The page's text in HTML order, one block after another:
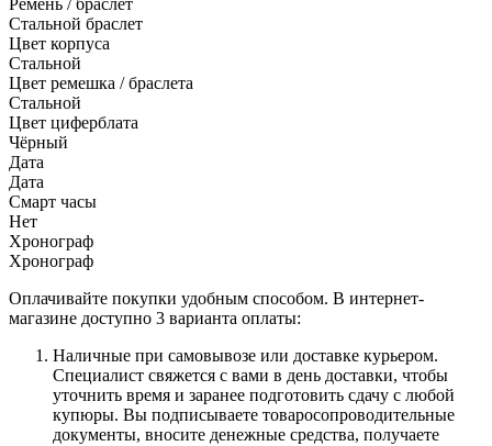
Стальной браслет
Цвет корпуса
Стальной
Цвет ремешка / браслета
Стальной
Цвет циферблата
Чёрный
Дата
Дата
Смарт часы
Нет
Хронограф
Хронограф
Оплачивайте покупки удобным способом. В интернет-
магазине доступно 3 варианта оплаты:
Наличные при самовывозе или доставке курьером.
Специалист свяжется с вами в день доставки, чтобы
уточнить время и заранее подготовить сдачу с любой
купюры. Вы подписываете товаросопроводительные
документы, вносите денежные средства, получаете